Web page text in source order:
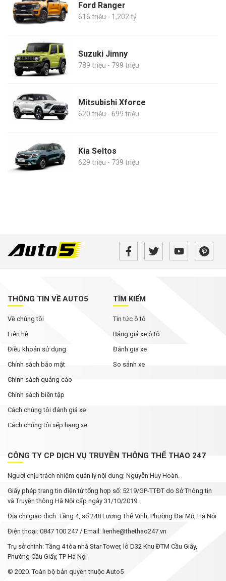
Ford Ranger
616 triệu - 1,202 tỷ
Suzuki Jimny
789 triệu - 799 triệu
Mitsubishi Xforce
620 triệu - 699 triệu
Kia Seltos
629 triệu - 739 triệu
THÔNG TIN VỀ AUTO5
Về chúng tôi
Liên hệ
Điều khoản sử dụng
Chính sách bảo mật
Chính sách quảng cáo
Chính sách biên tập
Cách chúng tôi đánh giá xe
Cách chúng tôi xếp hạng xe
TÌM KIẾM
Tin tức ô tô
Bảng giá xe ô tô
Đánh gia xe
So sánh xe
CÔNG TY CP DỊCH VỤ TRUYỀN THÔNG THỂ THAO 247
Người chịu trách nhiệm quản lý nội dung: Nguyễn Huy Hoàn.
Giấy phép trang tin điện tử tổng hợp số: 5219/GP-TTĐT do Sở Thông tin
và Truyền thông Hà Nội cấp ngày 31/10/2019.
Địa chỉ giao dịch: Tầng 4, số 248 Lương Thế Vinh, Phường Đại Mỗ, Hà Nội.
Điện thoại: 0847 100 247 / Email: lienhe@thethao247.vn
Trụ sở chính: Tầng 4 tòa nhà Star Tower, lô D32 Khu ĐTM Cầu Giấy,
Phường Cầu Giấy, TP Hà Nội
© 2020. Toàn bộ bản quyền thuộc Auto5